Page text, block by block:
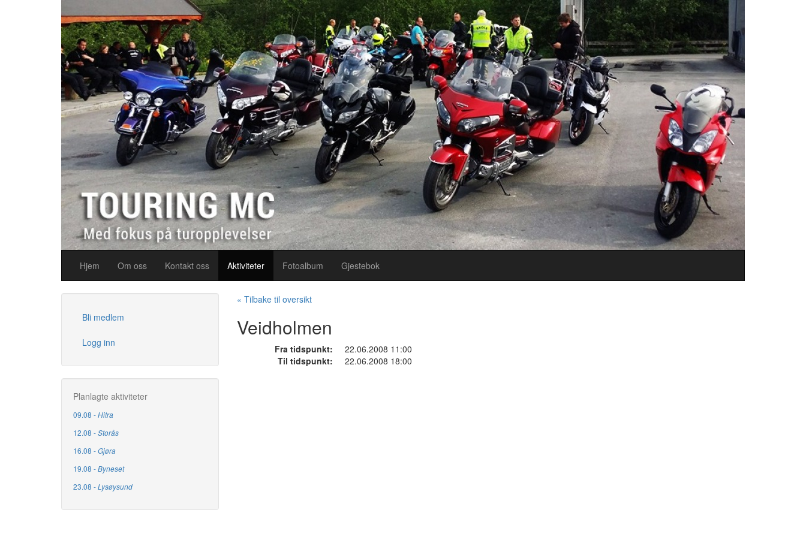
Hjem Om oss Kontakt oss Aktiviteter Fotoalbum Gjestebok
Bli medlem
Logg inn
Planlagte aktiviteter
09.08 -Hitra
12.08 -Storås
16.08 -Gjøra
19.08 -Byneset
23.08 -Lysøysund
« Tilbake til oversikt
Veidholmen
Fra tidspunkt:
22.06.2008 11:00
Til tidspunkt:
22.06.2008 18:00